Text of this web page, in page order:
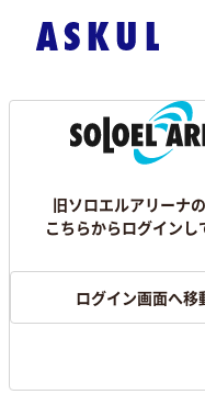
旧ソロエルアリーナ
こちらからログインし
ログイン画面へ移